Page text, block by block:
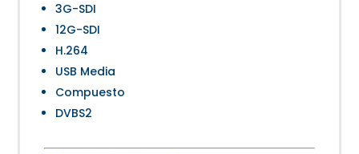
3G-SDI
12G-SDI
H.264
USB Media
Compuesto
DVBS2